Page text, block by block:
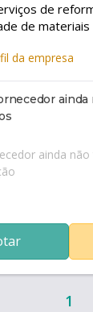
de
de materiais
da empresa
ainda
ainda
1